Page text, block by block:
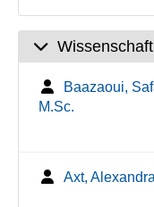
Baazaoui,
M.Sc.
Axt,